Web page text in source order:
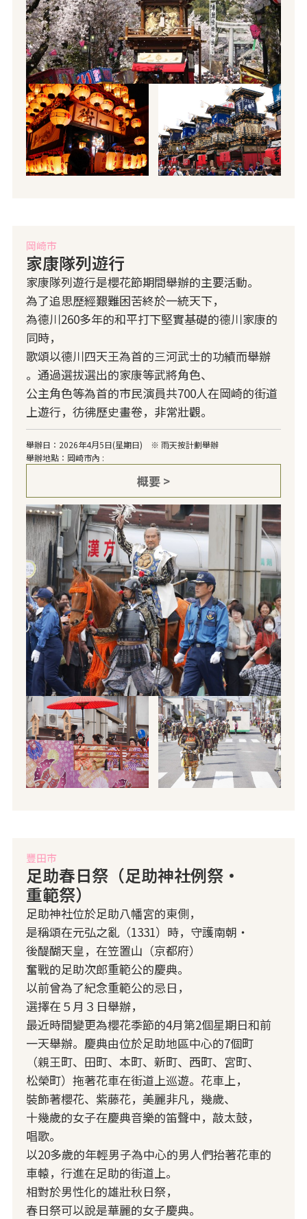
岡崎市
家康隊列遊行
家康隊列遊行是櫻花節期間舉辦的主要活動。
為了追思歷經艱難困苦終於一統天下，
為德川260多年的和平打下堅實基礎的德川家康的
同時，
歌頌以德川四天王為首的三河武士的功績而舉辦
。通過選拔選出的家康等武將角色、
公主角色等為首的市民演員共700人在岡崎的街道
上遊行，彷彿歷史畫卷，非常壯觀。
舉辦日：2026年4月5日(星期日) ※ 雨天按計劃舉辦
舉辦地點：岡崎市內 :
概要 >
豐田市
足助春日祭（足助神社例祭・
重範祭）
足助神社位於足助八幡宮的東側，
是稱頌在元弘之亂（1331）時，守護南朝・
後醍醐天皇，在笠置山（京都府）
奮戰的足助次郎重範公的慶典。
以前曾為了紀念重範公的忌日，
選擇在５月３日舉辦，
最近時間變更為櫻花季節的4月第2個星期日和前
一天舉辦。慶典由位於足助地區中心的7個町
（親王町、田町、本町、新町、西町、宮町、
松榮町）拖著花車在街道上巡遊。花車上，
裝飾著櫻花、紫藤花，美麗非凡，幾歲、
十幾歲的女子在慶典音樂的笛聲中，敲太鼓，
唱歌。
以20多歲的年輕男子為中心的男人們抬著花車的
車轅，行進在足助的街道上。
相對於男性化的雄壯秋日祭，
春日祭可以說是華麗的女子慶典。